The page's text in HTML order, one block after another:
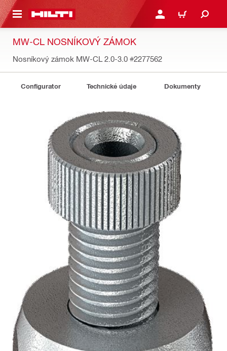
HLAVNÝ OBSAH PRIHLÁSIŤ ALEBO
KOŠÍK
MW-CL NOSNÍKOVÝ ZÁMOK
Nosníkový zámok MW-CL 2.0-3.0 #2277562
Configurator Technické údaje Dokumenty